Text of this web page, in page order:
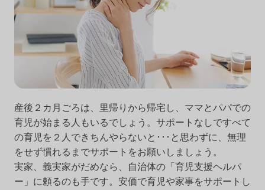
産後２カ月ごろは、里帰りから帰宅し、ママとパパでの
育児が始まる人もいるでしょう。サポートなしですべて
の育児を２人できちんやらないと･･･と思わずに、無理
をせず慣れるまでサポートをお願いしましょう。
実家、義実家がだめなら、自治体の「育児支援ヘルパ
ー」に頼るのも手です。安価で育児や家事をサポートし